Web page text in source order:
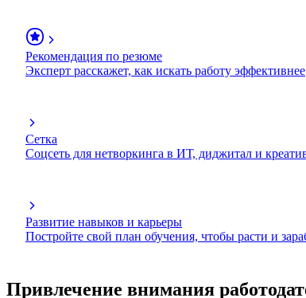
Рекомендация по резюме
Эксперт расскажет, как искать работу эффективнее
Сетка
Соцсеть для нетворкинга в ИТ, диджитал и
Развитие навыков и карьеры
Постройте свой план обучения, чтобы расти и
Привлечение внимания